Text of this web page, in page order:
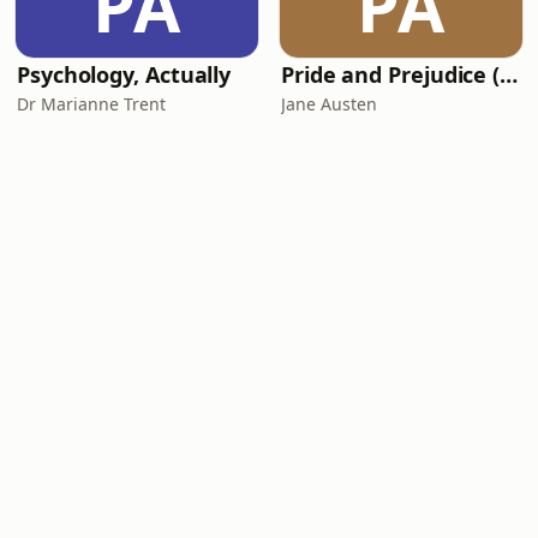
Psychology, Actually
Dr Marianne Trent
Pride and Prejudice (version 6, dramatic reading)
Jane Austen